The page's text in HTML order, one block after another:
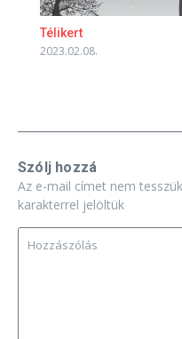
Télikert
2023.02.08.
Szólj hozzá
Az e-mail címet nem
karakterrel jelöltük